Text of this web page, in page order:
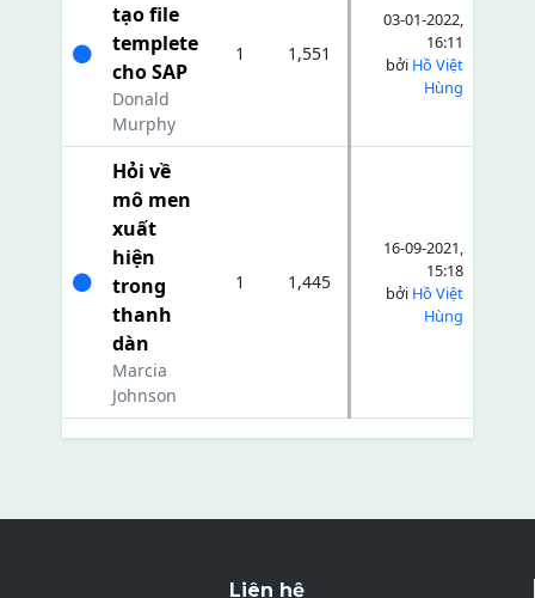
tạo file
templete
cho SAP
Donald
Murphy
1 1,551
03-01-2022,
16:11
bởi Hồ Việt
Hùng
Hỏi về
mô men
xuất
hiện
trong
thanh
dàn
Marcia
Johnson
1 1,445
16-09-2021,
15:18
bởi Hồ Việt
Hùng
Liên hệ